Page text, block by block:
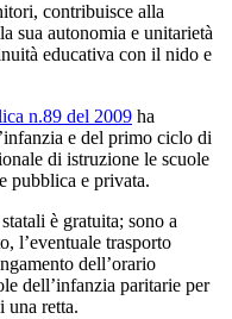
contribuisce alla
sua autonomia e unitarietà
educativa con il nido e
n.89 del 2009 ha
e del primo ciclo di
di istruzione le scuole
pubblica e privata.
è gratuita; sono a
l’eventuale trasporto
dell’orario
dell’infanzia paritarie per
una retta.